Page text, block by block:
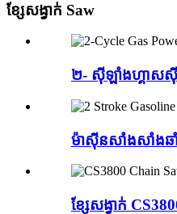
ខ្សែសង្វាក់ Saw
២- ស៊ីឡាំងហ្គាស
ម៉ាស៊ីនសាំងសាំងឆាំ
ខ្សែសង្វាក់